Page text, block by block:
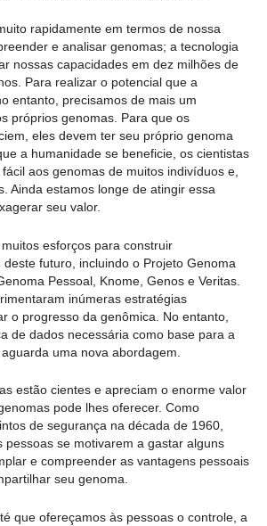
rapidamente em termos de nossa
e analisar genomas; a tecnologia
nossas capacidades em dez milhões de
Para realizar o potencial que a
entanto, precisamos de mais um
próprios genomas. Para que os
eles devem ter seu próprio genoma
a humanidade se beneficie, os cientistas
aos genomas de muitos indivíduos e,
Ainda estamos longe de atingir essa
seu valor.
esforços para construir
futuro, incluindo o Projeto Genoma
Pessoal, Knome, Genos e Veritas.
inúmeras estratégias
o progresso da genômica. No entanto,
de dados necessária como base para a
uma nova abordagem.
estão cientes e apreciam o enorme valor
pode lhes oferecer. Como
de segurança na década de 1960,
pessoas se motivarem a gastar alguns
e compreender as vantagens pessoais
seu genoma.
que ofereçamos às pessoas o controle, a